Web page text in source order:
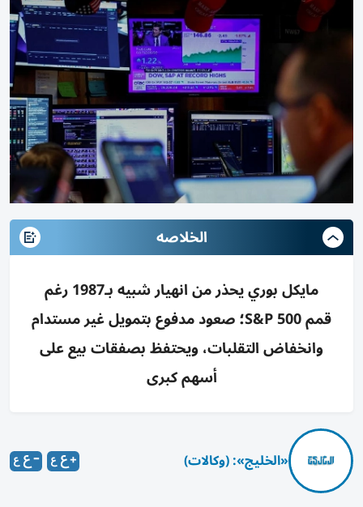
الخلاصه
مايكل بوري يحذر من انهيار شبيه بـ1987 رغم
قمم S&P 500؛ صعود مدفوع بتمويل غير مستدام
وانخفاض التقلبات، ويحتفظ بصفقات بيع على
أسهم كبرى
«الخليج»: (وكالات)